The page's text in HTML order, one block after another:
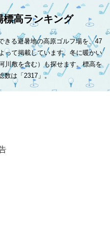
標高ランキング
きる避暑地の高原ゴルフ場を、47
って掲載しています。冬に暖かい
川敷を含む）も探せます。標高を
数は「2317」。